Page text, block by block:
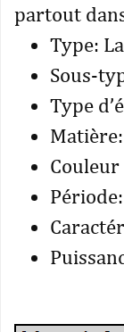
partout
Type:
Sous-
Type